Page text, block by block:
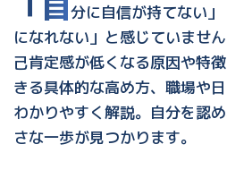
「自分に自信が持てない
になれない」と感じていませ
己肯定感が低くなる原因や特
きる具体的な高め方、職場や
わかりやすく解説。自分を認
さな一歩が見つかります。